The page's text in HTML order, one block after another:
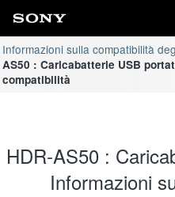
Informazioni sulla compatibilità
AS50 : Caricabatterie USB
compatibilità
HDR-AS50 :
Informazioni